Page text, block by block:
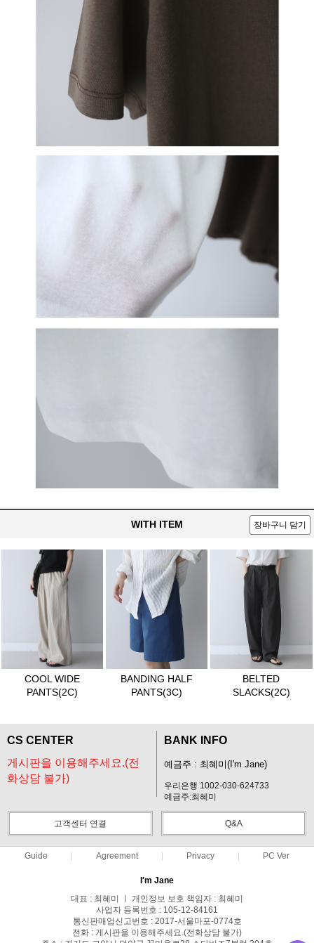
WITH ITEM 장바구니 담기
COOL WIDE
PANTS(2C)
BANDING HALF
PANTS(3C)
BELTED
SLACKS(2C)
CS CENTER
게시판을 이용해주세요.(전
화상담 불가)
BANK INFO
예금주 : 최혜미(I'm Jane)
우리은행 1002-030-624733
예금주:최혜미
고객센터 연결 Q&A
Guide Agreement Privacy PC Ver
I′m Jane
대표 : 최혜미 ㅣ 개인정보 보호 책임자 : 최혜미
사업자 등록번호 : 105-12-84161
통신판매업신고번호 : 2017-서울마포-0774호
전화 : 게시판을 이용해주세요.(전화상담 불가)